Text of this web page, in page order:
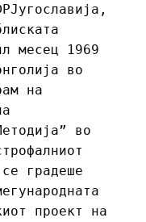
месец 1969
во
на
во
градеше
проект на